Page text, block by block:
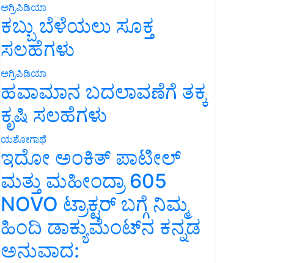
ಅಗ್ರಿಪಿಡಿಯಾ
ಕಬ್ಬು ಬೆಳೆಯಲು ಸೂಕ್ತ
ಸಲಹೆಗಳು
ಅಗ್ರಿಪಿಡಿಯಾ
ಹವಾಮಾನ ಬದಲಾವಣೆಗೆ ತಕ್ಕ
ಕೃಷಿ ಸಲಹೆಗಳು
ಯಶೋಗಾಥೆ
ಇದೋ ಅಂಕಿತ್ ಪಾಟೀಲ್
ಮತ್ತು ಮಹೀಂದ್ರಾ 605
NOVO ಟ್ರಾಕ್ಟರ್ ಬಗ್ಗೆ ನಿಮ್ಮ
ಹಿಂದಿ ಡಾಕ್ಯುಮೆಂಟ್‌ನ ಕನ್ನಡ
ಅನುವಾದ: